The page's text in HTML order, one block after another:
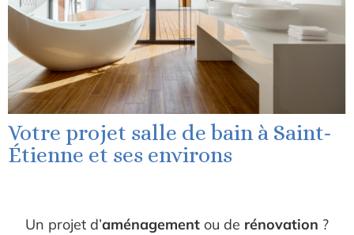
Votre projet salle de bain à Saint-
Étienne et ses environs
Un projet d’aménagement ou de rénovation ?